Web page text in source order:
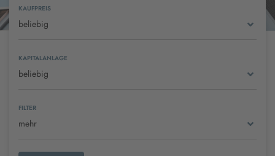
KAUFPREIS
beliebig
KAPITALANLAGE
beliebig
FILTER
mehr